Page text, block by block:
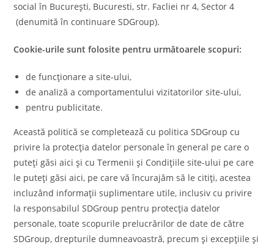
social în București, Bucuresti, str. Facliei nr 4, Sector 4
(denumită în continuare SDGroup).
Cookie-urile sunt folosite pentru următoarele scopuri:
de funcționare a site-ului,
de analiză a comportamentului vizitatorilor site-ului,
pentru publicitate.
Această politică se completează cu politica SDGroup cu
privire la protecția datelor personale în general pe care o
puteți găsi aici și cu Termenii și Condițiile site-ului pe care
le puteți găsi aici, pe care vă încurajăm să le citiți, acestea
incluzând informații suplimentare utile, inclusiv cu privire
la responsabilul SDGroup pentru protecția datelor
personale, toate scopurile prelucrărilor de date de către
SDGroup, drepturile dumneavoastră, precum și excepțiile și